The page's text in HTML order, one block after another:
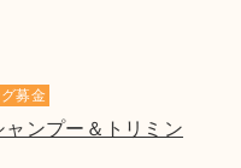
募金
ャンプー＆トリミン